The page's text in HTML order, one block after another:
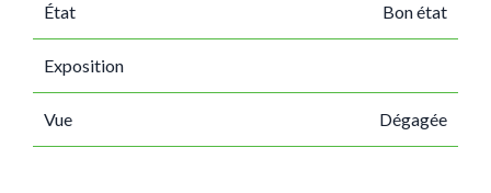
État Bon état
Exposition
Vue Dégagée